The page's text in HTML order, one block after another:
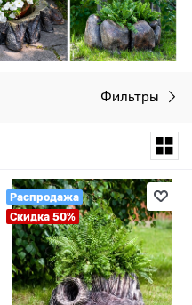
Фильтры
Распродажа
Скидка 50%